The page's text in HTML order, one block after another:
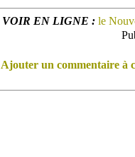
VOIR EN LIGNE : le
Ajouter un commentaire à